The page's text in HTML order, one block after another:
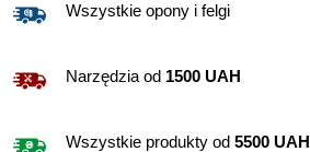
Wszystkie opony i felgi
Narzędzia od 1500 UAH
Wszystkie produkty od5500 UAH